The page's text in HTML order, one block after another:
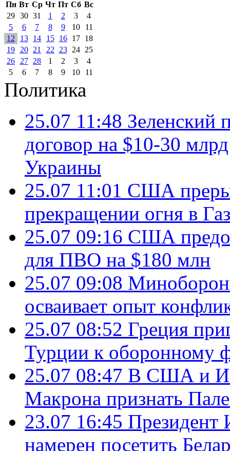
Пн Вт Ср Чт Пт Сб Вс
29 30 31 1 2 3
4
5
6 7 8 9 10
11
12
13 14 15 16 17
18
19
20 21 22 23 24
25
26
27 28 1 2 3
4
5
6 7 8 9 10 11
Политика
25.07 11:48 Зеленский
договор на $10-30
Украины
25.07 11:01 США
прекращении огня в
25.07 09:16 США
для ПВО на $180 млн
25.07 09:08
осваивает опыт
25.07 08:52 Греция
Турции к оборонному
25.07 08:47 В США и
Макрона признать
23.07 16:45 Президент
намерен посетить